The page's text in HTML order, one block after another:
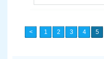
1 2 3 4 5